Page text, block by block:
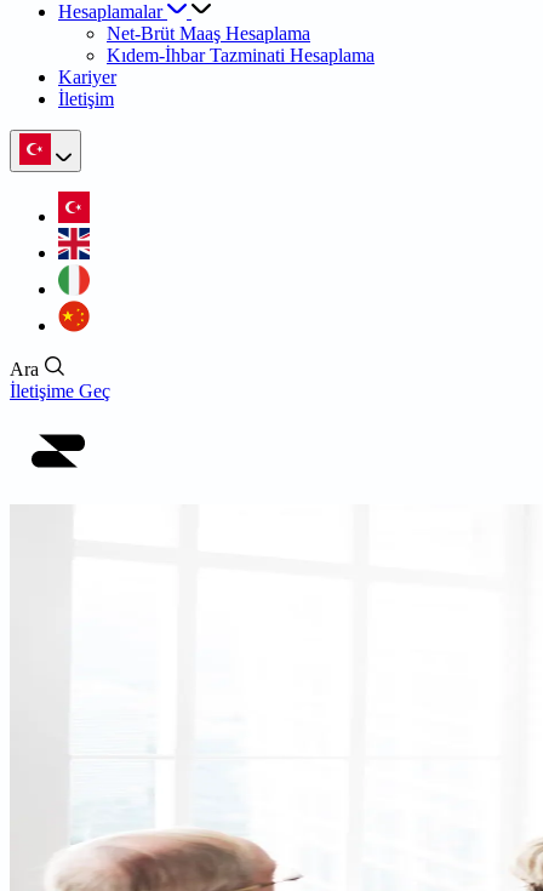
Hesaplamalar
Net-Brüt Maaş Hesaplama
Kıdem-İhbar Tazminati Hesaplama
Kariyer
İletişim
Ara
İletişime Geç